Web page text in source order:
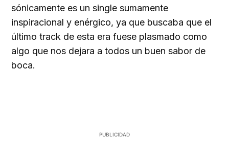
sónicamente es un single sumamente
inspiracional y enérgico, ya que buscaba que el
último track de esta era fuese plasmado como
algo que nos dejara a todos un buen sabor de
boca.